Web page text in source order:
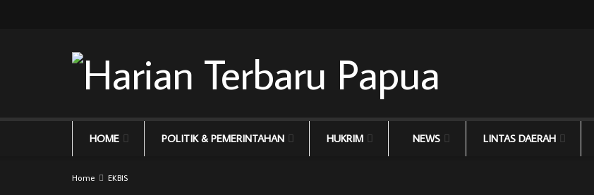
HOME POLITIK & PEMERINTAHAN HUKRIM NEWS LINTAS DAERAH
Home EKBIS